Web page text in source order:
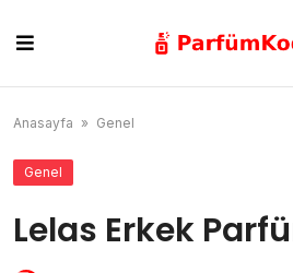
content
Anasayfa » Genel
Genel
Lelas Erkek